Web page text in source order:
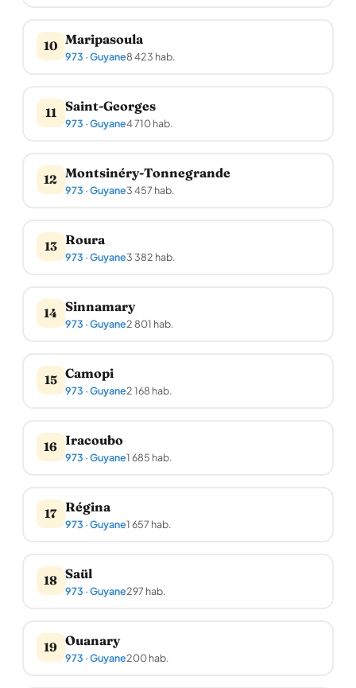
10 Maripasoula
973 · Guyane8 423 hab.
11 Saint-Georges
973 · Guyane4 710 hab.
12 Montsinéry-Tonnegrande
973 · Guyane3 457 hab.
13 Roura
973 · Guyane3 382 hab.
14 Sinnamary
973 · Guyane2 801 hab.
15 Camopi
973 · Guyane2 168 hab.
16 Iracoubo
973 · Guyane1 685 hab.
17 Régina
973 · Guyane1 657 hab.
18 Saül
973 · Guyane297 hab.
19 Ouanary
973 · Guyane200 hab.